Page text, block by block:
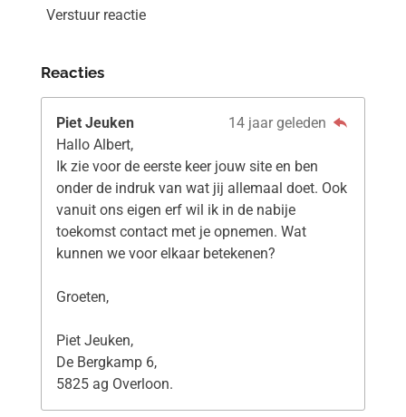
Verstuur reactie
Reacties
Piet Jeuken
14 jaar geleden
Hallo Albert,
Ik zie voor de eerste keer jouw site en ben
onder de indruk van wat jij allemaal doet. Ook
vanuit ons eigen erf wil ik in de nabije
toekomst contact met je opnemen. Wat
kunnen we voor elkaar betekenen?
Groeten,
Piet Jeuken,
De Bergkamp 6,
5825 ag Overloon.